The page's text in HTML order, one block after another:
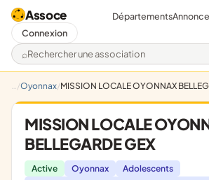
Assoce
Rechercher une association
Départements
Connexion
Oyonnax MISSION LOCALE OYONNAX
MISSION LOCALE
BELLEGARDE GEX
Active Oyonnax
Adolescents